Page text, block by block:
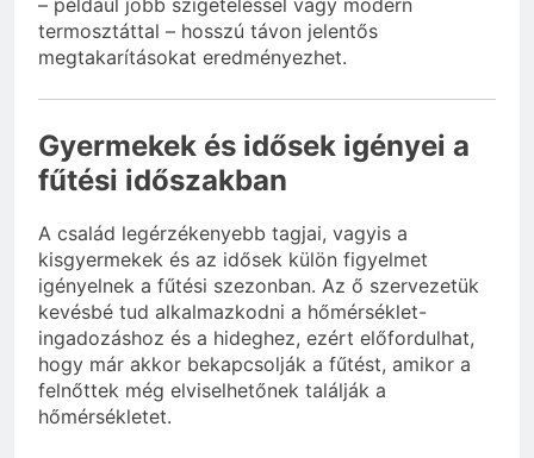
termosztáttal – hosszú távon jelentős
megtakarításokat eredményezhet.
Gyermekek és idősek igényei a
fűtési időszakban
A család legérzékenyebb tagjai, vagyis a
kisgyermekek és az idősek külön figyelmet
igényelnek a fűtési szezonban. Az ő szervezetük
kevésbé tud alkalmazkodni a hőmérséklet-
ingadozáshoz és a hideghez, ezért előfordulhat,
hogy már akkor bekapcsolják a fűtést, amikor a
felnőttek még elviselhetőnek találják a
hőmérsékletet.